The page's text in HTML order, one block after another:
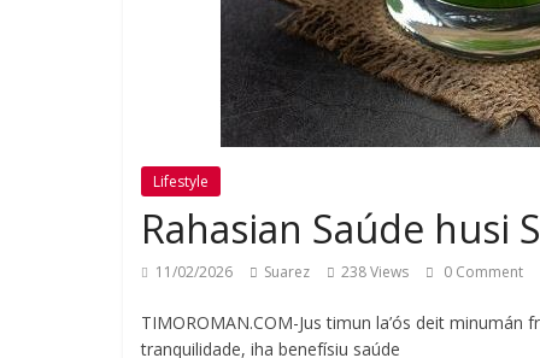
Lifestyle
Rahasian Saúde husi
11/02/2026 Suarez 238 Views 0 Comment
TIMOROMAN.COM-Jus timun la’ós deit
tranquilidade, iha benefísiu saúde